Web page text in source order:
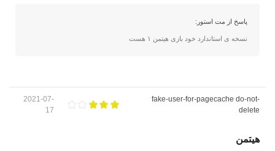
پاسخ از مت استور:
نسخه ی استاندارد خود بازی هیتمن ۱ هست
fake-user-for-pagecache do-not-
delete
2021-07-
17
هیتمن